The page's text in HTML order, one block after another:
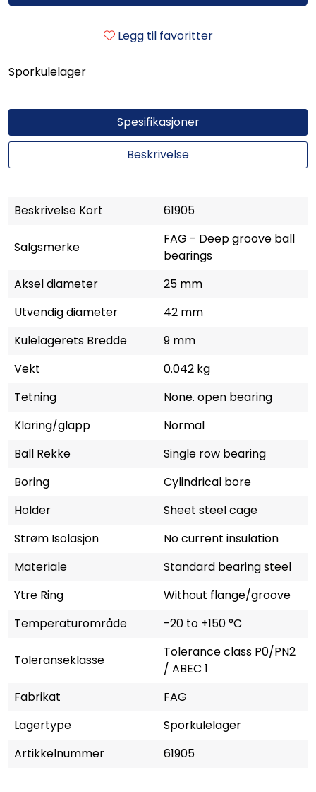
Legg til favoritter
Sporkulelager
Spesifikasjoner
Beskrivelse
Beskrivelse Kort 61905
Salgsmerke
FAG - Deep groove ball
bearings
Aksel diameter
25 mm
Utvendig diameter
42 mm
Kulelagerets Bredde
9 mm
Vekt
0.042 kg
Tetning
None. open bearing
Klaring/glapp
Normal
Ball Rekke
Single row bearing
Boring
Cylindrical bore
Holder
Sheet steel cage
Strøm Isolasjon
No current insulation
Materiale
Standard bearing steel
Ytre Ring
Without flange/groove
Temperaturområde
-20 to +150 °C
Toleranseklasse
Tolerance class P0/PN2
/ ABEC 1
Fabrikat
FAG
Lagertype
Sporkulelager
Artikkelnummer
61905